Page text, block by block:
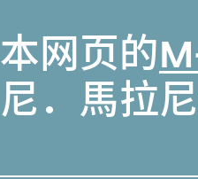
本网页的
尼．馬拉